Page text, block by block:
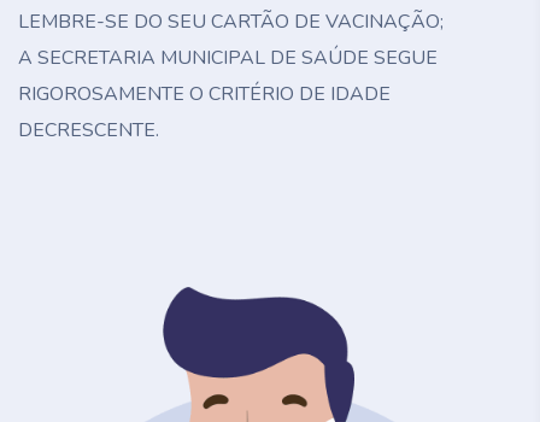
LEMBRE-SE DO SEU CARTÃO DE VACINAÇÃO;
A SECRETARIA MUNICIPAL DE SAÚDE SEGUE
RIGOROSAMENTE O CRITÉRIO DE IDADE
DECRESCENTE.